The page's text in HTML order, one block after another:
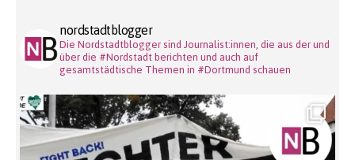
nordstadtblogger
Die Nordstadtblogger sind Journalist:innen, die aus der und
über die #Nordstadt berichten und auch auf
gesamtstädtische Themen in #Dortmund schauen